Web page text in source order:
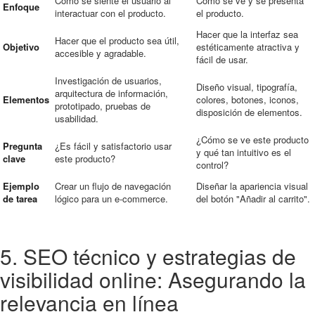
Enfoque
interactuar con el producto.
el producto.
Objetivo
Hacer que el producto sea útil,
accesible y agradable.
Hacer que la interfaz sea
estéticamente atractiva y
fácil de usar.
Elementos
Investigación de usuarios,
arquitectura de información,
prototipado, pruebas de
usabilidad.
Diseño visual, tipografía,
colores, botones, iconos,
disposición de elementos.
Pregunta
clave
¿Es fácil y satisfactorio usar
este producto?
¿Cómo se ve este producto
y qué tan intuitivo es el
control?
Ejemplo
de tarea
Crear un flujo de navegación
lógico para un e-commerce.
Diseñar la apariencia visual
del botón "Añadir al carrito".
5. SEO técnico y estrategias de
visibilidad online: Asegurando la
relevancia en línea